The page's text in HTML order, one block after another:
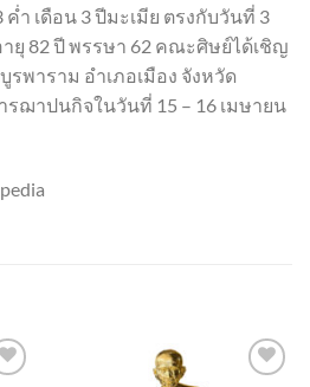
ำ เดือน 3 ปีมะเมีย ตรงกับวันที่ 3
ยุ 82 ปี พรรษา 62 คณะศิษย์ได้เชิญ
พาราม อำเภอเมือง จังหวัด
ฌาปนกิจในวันที่ 15 – 16 เมษายน